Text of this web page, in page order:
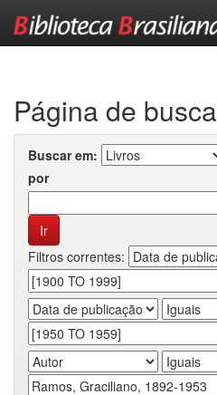
Página de busca
Buscar em:
por
Filtros correntes: